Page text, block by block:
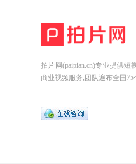
拍片网(paipian.cn)专业提供
商业视频服务,团队遍布全国